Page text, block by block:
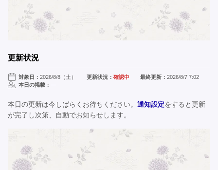
更新状況
対象日： 2026/8/8（土） 更新状況：確認中 最終更新： 2026/8/7 7:02
本日の掲載： —
本日の更新は今しばらくお待ちください。 通知設定をすると更新
が完了し次第、自動でお知らせします。